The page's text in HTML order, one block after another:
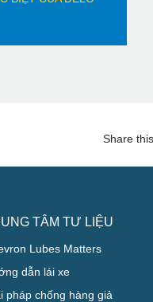
Share
TÂM TƯ LIỆU
Lubes Matters
dẫn lái xe
pháp chống hàng giả